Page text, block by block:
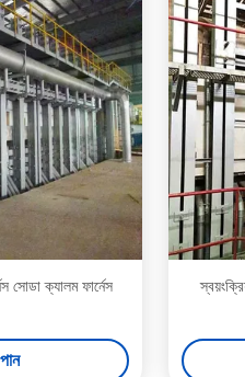
সোডা ক্যালম ফার্নেস